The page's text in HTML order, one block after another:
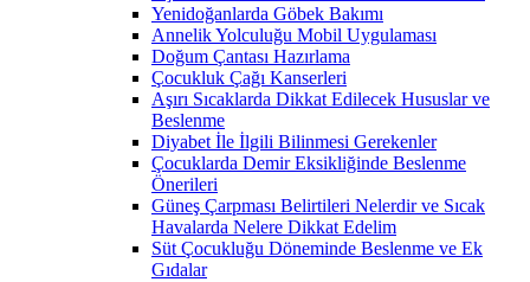
Yenidoğanlarda Göbek Bakımı
Annelik Yolculuğu Mobil Uygulaması
Doğum Çantası Hazırlama
Çocukluk Çağı Kanserleri
Aşırı Sıcaklarda Dikkat Edilecek Hususlar ve
Beslenme
Diyabet İle İlgili Bilinmesi Gerekenler
Çocuklarda Demir Eksikliğinde Beslenme
Önerileri
Güneş Çarpması Belirtileri Nelerdir ve Sıcak
Havalarda Nelere Dikkat Edelim
Süt Çocukluğu Döneminde Beslenme ve Ek
Gıdalar